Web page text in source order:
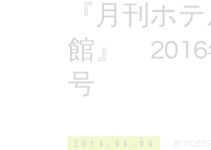
『月刊ホ
館』 2016
号
2016-06-06 BY